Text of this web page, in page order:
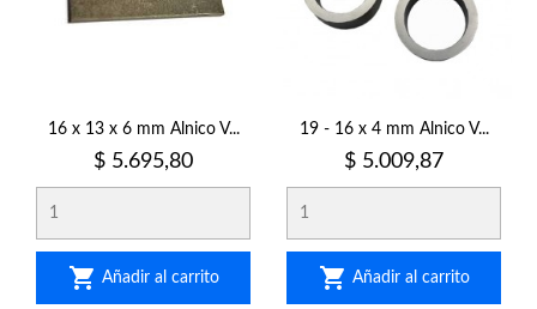
16 x 13 x 6 mm Alnico V...
Precio
$ 5.695,80
 Añadir al carrito
19 - 16 x 4 mm Alnico V...
Precio
$ 5.009,87
 Añadir al carrito